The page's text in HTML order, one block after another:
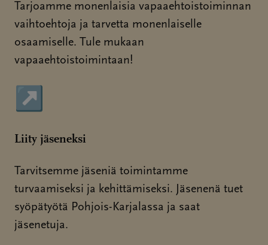
Tarjoamme monenlaisia vapaaehtoistoiminnan
vaihtoehtoja ja tarvetta monenlaiselle
osaamiselle. Tule mukaan
vapaaehtoistoimintaan!
Sivu avautuu uudessa ikkunassa
↗
Liity jäseneksi
Tarvitsemme jäseniä toimintamme
turvaamiseksi ja kehittämiseksi. Jäsenenä tuet
syöpätyötä Pohjois-Karjalassa ja saat
jäsenetuja.